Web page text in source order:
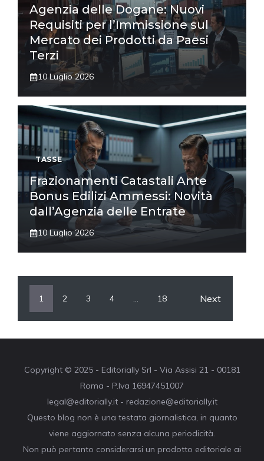
Agenzia delle Dogane: Nuovi
Requisiti per l’Immissione sul
Mercato dei Prodotti da Paesi
Terzi
10 Luglio 2026
TASSE
Frazionamenti Catastali Ante
Bonus Edilizi Ammessi: Novità
dall’Agenzia delle Entrate
10 Luglio 2026
1 2 3 4 … 18 Next
Copyright © 2025 - Editorially Srl - Via Assisi 21 - 00181
Roma - P.Iva 16947451007
legal@editorially.it - redazione@editorially.it
Questo blog non è una testata giornalistica, in quanto
viene aggiornato senza alcuna periodicità.
Non può pertanto considerarsi un prodotto editoriale ai